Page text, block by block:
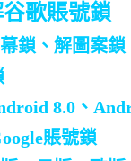
歌賬號鎖
鎖、解圖案鎖
8.0、
賬號鎖